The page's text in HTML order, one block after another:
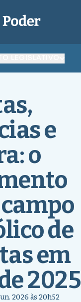
e
o
de
em
2025
2026 às 20h52